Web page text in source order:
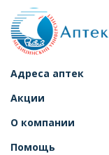
Адреса аптек
Акции
О компании
Помощь